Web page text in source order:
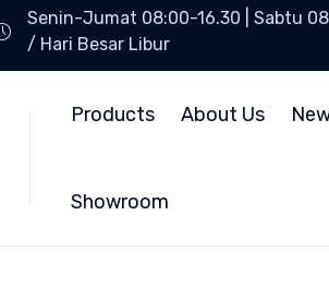
Senin-Jumat 08:00-16.30 | Sabtu
/ Hari Besar Libur
Products About Us
Showroom